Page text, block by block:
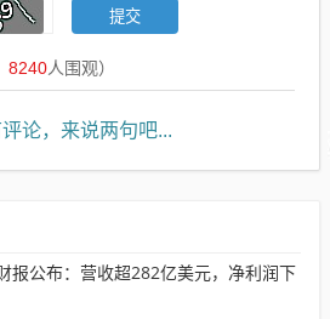
8240人围观）
论，来说两句吧...
报公布：营收超282亿美元，净利润下